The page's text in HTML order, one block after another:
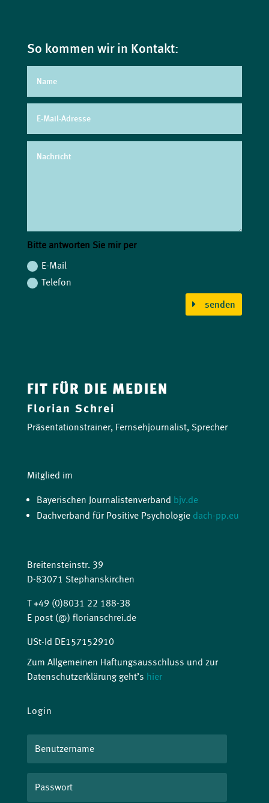
So kommen wir in Kontakt:
Bitte antworten Sie mir per
E-Mail
Telefon
senden
FIT FÜR DIE MEDIEN
Florian Schrei
Präsentationstrainer, Fernsehjournalist, Sprecher
Mitglied im
Bayerischen Journalistenverband bjv.de
Dachverband für Positive Psychologie dach-pp.eu
Breitensteinstr. 39
D-83071 Stephanskirchen
T +49 (0)8031 22 188-38
E post (@) florianschrei.de
USt-Id DE157152910
Zum Allgemeinen Haftungsausschluss und zur
Datenschutzerklärung geht’s hier
Login